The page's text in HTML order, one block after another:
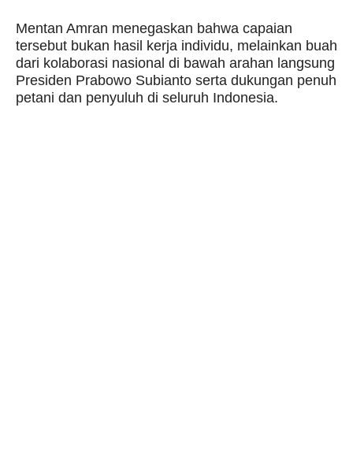
Mentan Amran menegaskan bahwa capaian
tersebut bukan hasil kerja individu, melainkan buah
dari kolaborasi nasional di bawah arahan langsung
Presiden Prabowo Subianto serta dukungan penuh
petani dan penyuluh di seluruh Indonesia.